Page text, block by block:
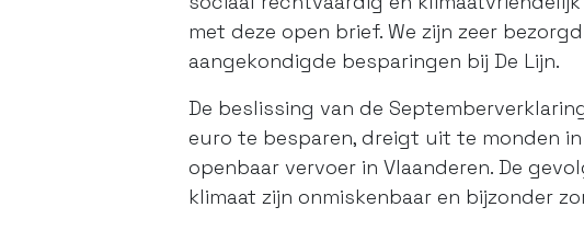
met deze open brief. We zijn zeer
aangekondigde besparingen bij De Lijn.
De beslissing van de
euro te besparen, dreigt uit te monden
openbaar vervoer in Vlaanderen. De
klimaat zijn onmiskenbaar en bijzonder